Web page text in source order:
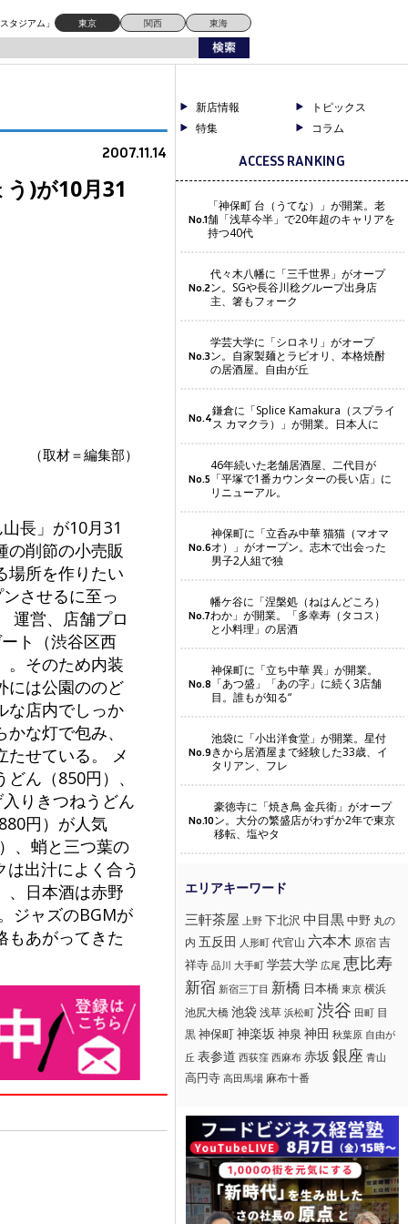
タジアム」 東京 関西 東海
2007.11.14
)が10月31
（取材＝編集部）
長」が10月31
の削節の小売販
場所を作りたい
させるに至っ
運営、店舗プロ
ト（渋谷区西
。そのため内装
には公園ののど
な店内でしっか
な灯で包み、
たせている。 メ
ん（850円）、
りきつねうどん
円）が人気
、蛸と三つ葉の
出汁によく合う
、日本酒は赤野
ジャズのBGMが
もあがってきた
新店情報
トピックス
特集
コラム
ACCESS RANKING
No.1
「神保町 台（うてな）」が開業。老
舗「浅草今半」で20年超のキャリアを
持つ40代
No.2
代々木八幡に「三千世界」がオープ
ン。SGや長谷川稔グループ出身店
主、箸もフォーク
No.3
学芸大学に「シロネリ」がオープ
ン。自家製麺とラビオリ、本格焼酎
の居酒屋。自由が丘
No.4鎌倉に「Splice Kamakura（スプライ
ス カマクラ）」が開業。日本人に
No.5
46年続いた老舗居酒屋、二代目が
「平塚で1番カウンターの長い店」に
リニューアル。
No.6
神保町に「立呑み中華 猫猫（マオマ
オ）」がオープン。志木で出会った
男子2人組で独
No.7
幡ケ谷に「涅槃処（ねはんどころ）
わか」が開業。「多幸寿（タコス）
と小料理」の居酒
No.8
神保町に「立ち中華 異」が開業。
「あつ盛」「あの字」に続く3店舗
目。誰もが知る“
No.9
池袋に「小出洋食堂」が開業。星付
きから居酒屋まで経験した33歳、イ
タリアン、フレ
No.10
豪徳寺に「焼き鳥 金兵衛」がオープ
ン。大分の繁盛店がわずか2年で東京
移転、塩やタ
三軒茶屋 上野 下北沢 中目黒中野 丸の
内 五反田 人形町 代官山 六本木 原宿 吉
祥寺 品川 大手町 学芸大学 広尾 恵比寿
新宿 新宿三丁目 新橋 日本橋 東京 横浜
池尻大橋 池袋浅草 浜松町 渋谷 田町 目
黒神保町神楽坂 神泉 神田 秋葉原 自由が
丘 表参道 西荻窪 西麻布 赤坂 銀座 青山
高円寺 高田馬場 麻布十番